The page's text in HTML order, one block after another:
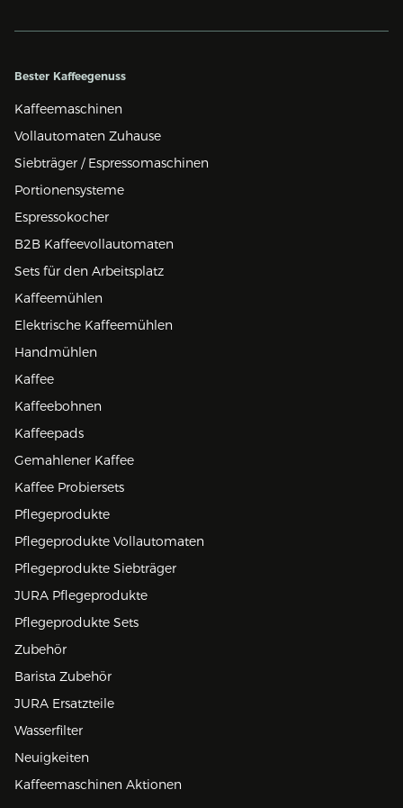
Bester Kaffeegenuss
Kaffeemaschinen
Vollautomaten Zuhause
Siebträger / Espressomaschinen
Portionensysteme
Espressokocher
B2B Kaffeevollautomaten
Sets für den Arbeitsplatz
Kaffeemühlen
Elektrische Kaffeemühlen
Handmühlen
Kaffee
Kaffeebohnen
Kaffeepads
Gemahlener Kaffee
Kaffee Probiersets
Pflegeprodukte
Pflegeprodukte Vollautomaten
Pflegeprodukte Siebträger
JURA Pflegeprodukte
Pflegeprodukte Sets
Zubehör
Barista Zubehör
JURA Ersatzteile
Wasserfilter
Neuigkeiten
Kaffeemaschinen Aktionen